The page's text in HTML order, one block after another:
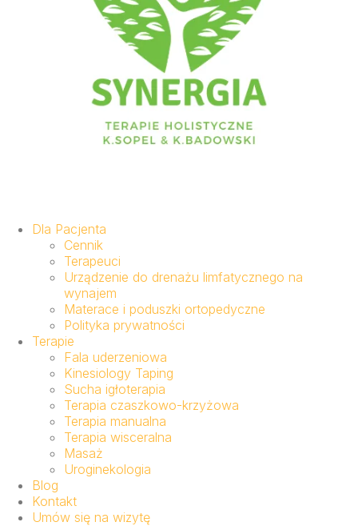
Dla Pacjenta
Cennik
Terapeuci
Urządzenie do drenażu limfatycznego na
wynajem
Materace i poduszki ortopedyczne
Polityka prywatności
Terapie
Fala uderzeniowa
Kinesiology Taping
Sucha igłoterapia
Terapia czaszkowo-krzyżowa
Terapia manualna
Terapia wisceralna
Masaż
Uroginekologia
Blog
Kontakt
Umów się na wizytę